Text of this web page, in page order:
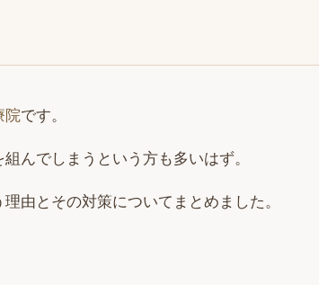
院です。
んでしまうという方も多いはず。
由とその対策についてまとめました。